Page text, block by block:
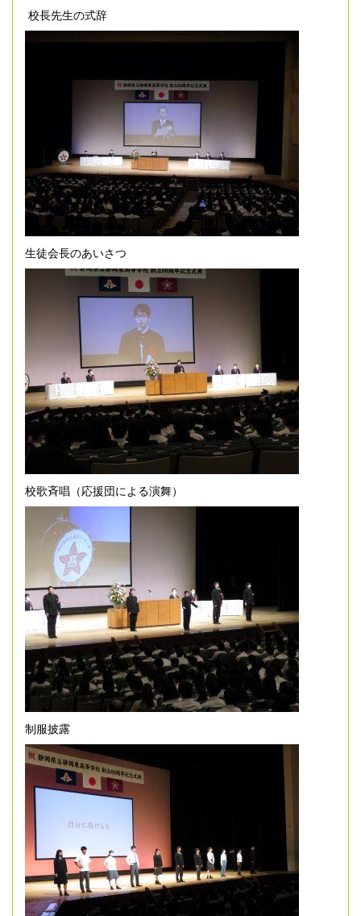
校長先生の式辞
生徒会長のあいさつ
校歌斉唱（応援団による演舞）
制服披露